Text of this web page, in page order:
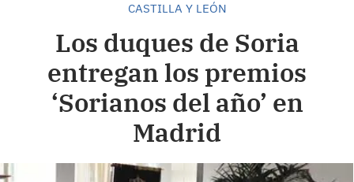
CASTILLA Y LEÓN
Los duques de Soria
entregan los premios
‘Sorianos del año’ en
Madrid